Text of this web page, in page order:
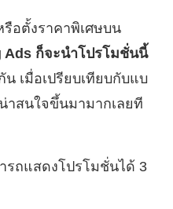
อตั้งราคาพิเศษบน
Ads ก็จะนำโปรโมชั่นนี้
น เมื่อเปรียบเทียบกับแบ
สนใจขึ้นมามากเลยที
รถแสดงโปรโมชั่นได้ 3